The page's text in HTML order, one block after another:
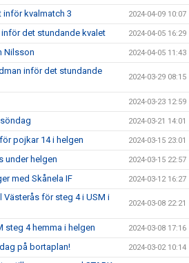
inför kvalmatch 3 2024-04-09 10:07
det stundande kvalet 2024-04-05 16:29
Nilsson 2024-04-05 11:43
inför det stundande
2024-03-29 08:15
2024-03-23 12:59
2024-03-21 14:01
pojkar 14 i helgen 2024-03-15 23:01
under helgen 2024-03-15 22:57
med Skånela IF 2024-03-12 16:27
Västerås för steg 4 i USM i
2024-03-08 22:21
steg 4 hemma i helgen 2024-03-08 17:16
på bortaplan! 2024-03-02 10:14